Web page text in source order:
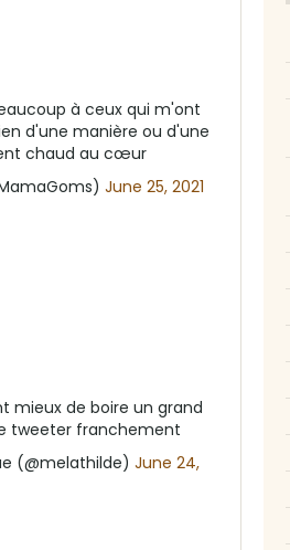
à ceux qui m'ont
d'une manière ou d'une
chaud au cœur
June 25, 2021
mieux de boire un grand
tweeter franchement
(@melathilde) June 24,